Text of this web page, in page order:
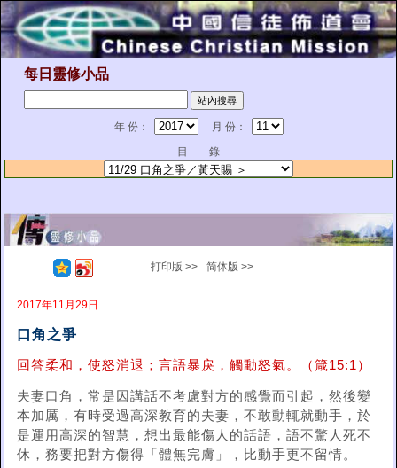
每日靈修小品
年 份：
月 份：
目 錄
打印版 >> 简体版 >>
2017年11月29日
口角之爭
回答柔和，使怒消退；言語暴戾，觸動怒氣。（箴15:1）
夫妻口角，常是因講話不考慮對方的感覺而引起，然後變
本加厲，有時受過高深教育的夫妻，不敢動輒就動手，於
是運用高深的智慧，想出最能傷人的話語，語不驚人死不
休，務要把對方傷得「體無完膚」，比動手更不留情。